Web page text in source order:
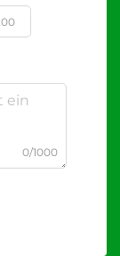
0/1000